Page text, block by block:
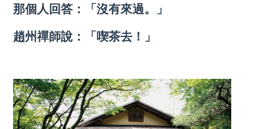
那個人回答：「沒有來過。」
趙州禪師說：「喫茶去！」